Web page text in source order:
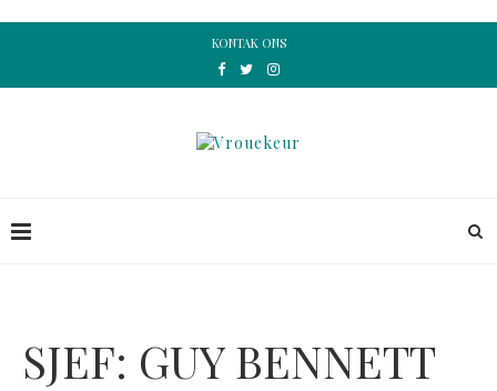
KONTAK ONS
SJEF: GUY BENNETT